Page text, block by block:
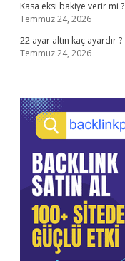
Kasa eksi bakiye verir mi ?
Temmuz 24, 2026
22 ayar altın kaç ayardır ?
Temmuz 24, 2026